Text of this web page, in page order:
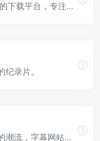
上游世界是一个提供Switch游戏和PS4游戏的下载平台，专注于为游戏爱好者带来丰富的免费游戏资源。网站有着广泛的游戏和便捷的下载服务，非常受玩家的欢迎。
录片。
在这个信息爆炸的时代，想要紧跟国际影视的潮流，字幕网站成为了我们不可或缺的助手。R3字幕网是专注于分享字幕的平台，海量的字幕资源和及时的更新速度，迅速赢得了用户的青睐。